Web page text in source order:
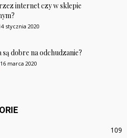
internet czy w sklepie
stycznia 2020
są dobre na odchudzanie?
16 marca 2020
109